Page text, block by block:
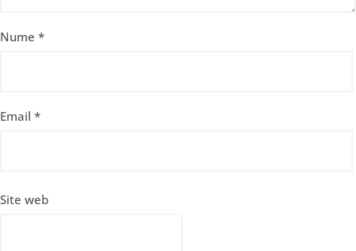
Nume *
Email *
Site web